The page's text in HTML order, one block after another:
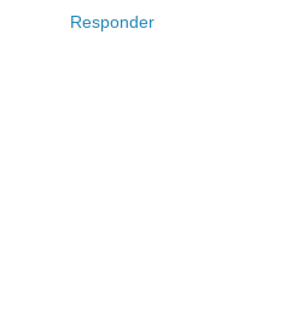
Responder